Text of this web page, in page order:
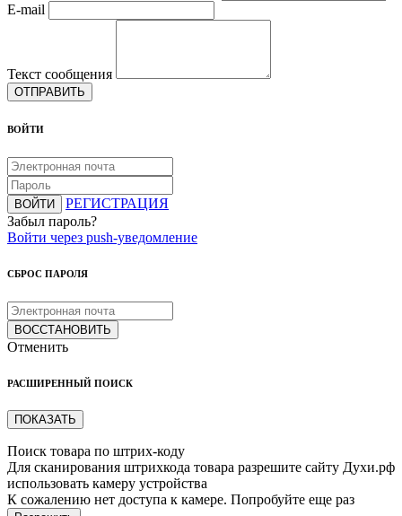
E-mail
Текст сообщения
ОТПРАВИТЬ
ВОЙТИ
ВОЙТИ
РЕГИСТРАЦИЯ
Забыл пароль?
Войти через push-уведомление
СБРОС ПАРОЛЯ
ВОССТАНОВИТЬ
Отменить
РАСШИРЕННЫЙ ПОИСК
ПОКАЗАТЬ
Поиск товара по штрих-коду
Для сканирования штрихкода товара разрешите сайту Духи.рф
использовать камеру устройства
К сожалению нет доступа к камере. Попробуйте еще раз